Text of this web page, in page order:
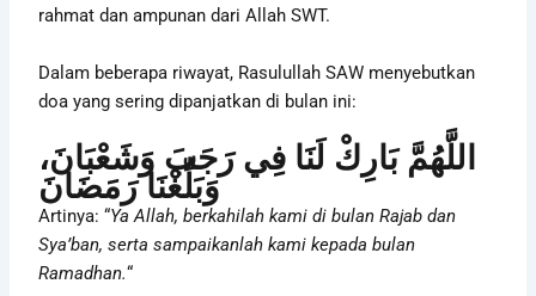
rahmat dan ampunan dari Allah SWT.
Dalam beberapa riwayat, Rasulullah SAW menyebutkan
doa yang sering dipanjatkan di bulan ini:
اللَّهُمَّ بَارِكْ لَنَا فِي رَجَبَ وَشَعْبَانَ،
وَبَلِّغْنَا رَمَضَانَ
Artinya: “Ya Allah, berkahilah kami di bulan Rajab dan
Sya’ban, serta sampaikanlah kami kepada bulan
Ramadhan.“